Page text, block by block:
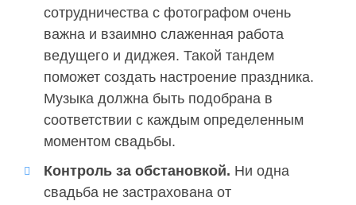
сотрудничества с фотографом очень
важна и взаимно слаженная работа
ведущего и диджея. Такой тандем
поможет создать настроение праздника.
Музыка должна быть подобрана в
соответствии с каждым определенным
моментом свадьбы.
Контроль за обстановкой. Ни одна
свадьба не застрахована от